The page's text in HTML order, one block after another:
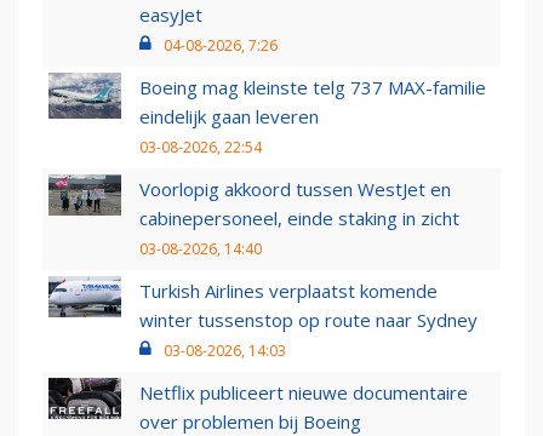
easyJet
04-08-2026, 7:26
Boeing mag kleinste telg 737 MAX-familie
eindelijk gaan leveren
03-08-2026, 22:54
Voorlopig akkoord tussen WestJet en
cabinepersoneel, einde staking in zicht
03-08-2026, 14:40
Turkish Airlines verplaatst komende
winter tussenstop op route naar Sydney
03-08-2026, 14:03
Netflix publiceert nieuwe documentaire
over problemen bij Boeing